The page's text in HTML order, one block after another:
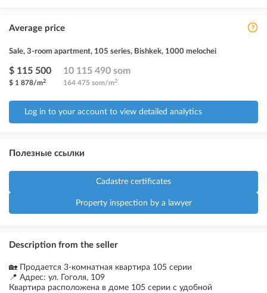
Average price
Sale, 3-room apartment, 105 series, Bishkek, 1000 melochei
$ 115 500
$ 1 878/m2
10 115 490 som
164 475 som/m2
Log in to your account to view detailed analytics
Полезные ссылки
Cadastre certificates
Property inspection by a lawyer
Description from the seller
🏡 Продается 3-комнатная квартира 105 серии
📍 Адрес: ул. Гоголя, 109
Квартира расположена в доме 105 серии с удобной